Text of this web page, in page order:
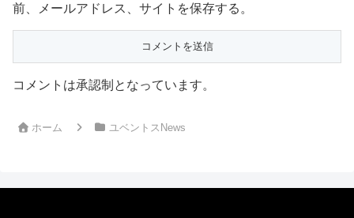
前、メールアドレス、サイトを保存する。
コメントは承認制となっています。
ホーム ユベントスNews